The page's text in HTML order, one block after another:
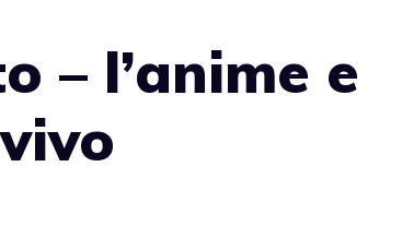
– l’anime e